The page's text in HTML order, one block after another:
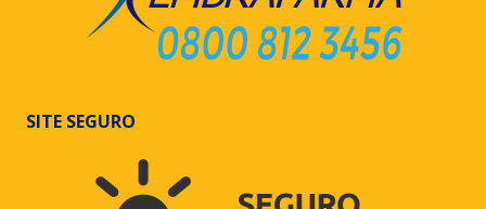
SITE SEGURO